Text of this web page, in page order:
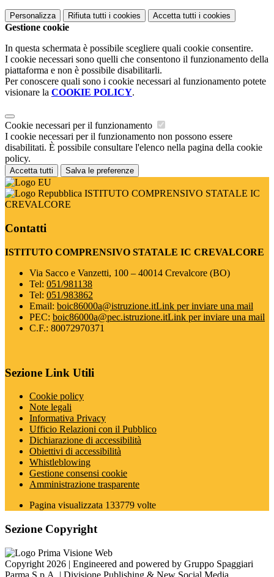
Personalizza Rifiuta tutti i cookies Accetta tutti i cookies
Gestione cookie
In questa schermata è possibile scegliere quali cookie consentire.
I cookie necessari sono quelli che consentono il funzionamento della
piattaforma e non è possibile disabilitarli.
Per conoscere quali sono i cookie necessari al funzionamento potete
visionare la COOKIE POLICY.
Cookie necessari per il funzionamento
I cookie necessari per il funzionamento non possono essere
disabilitati. È possibile consultare l'elenco nella pagina della cookie
policy.
Accetta tutti Salva le preferenze
ISTITUTO COMPRENSIVO STATALE IC
CREVALCORE
Contatti
ISTITUTO COMPRENSIVO STATALE IC CREVALCORE
Via Sacco e Vanzetti, 100 – 40014 Crevalcore (BO)
Tel: 051/981138
Tel: 051/983862
Email: boic86000a@istruzione.itLink per inviare una mail
PEC: boic86000a@pec.istruzione.itLink per inviare una mail
C.F.: 80072970371
Sezione Link Utili
Cookie policy
Note legali
Informativa Privacy
Ufficio Relazioni con il Pubblico
Dichiarazione di accessibilità
Obiettivi di accessibilità
Whistleblowing
Gestione consensi cookie
Amministrazione trasparente
Pagina visualizzata 133779 volte
Sezione Copyright
Copyright 2026 | Engineered and powered by Gruppo Spaggiari
Parma S.p.A. | Divisione Publishing & New Social Media